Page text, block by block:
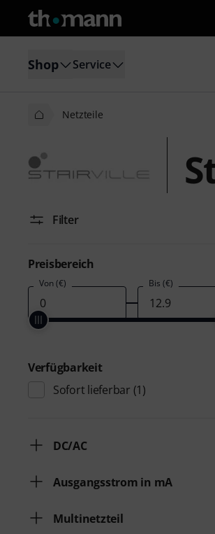
Shop Service
Netzteile
Filter
Preisbereich
Von (€) Bis (€)
Verfügbarkeit
Sofort lieferbar (1)
DC/AC
Ausgangsstrom in mA
Multinetzteil